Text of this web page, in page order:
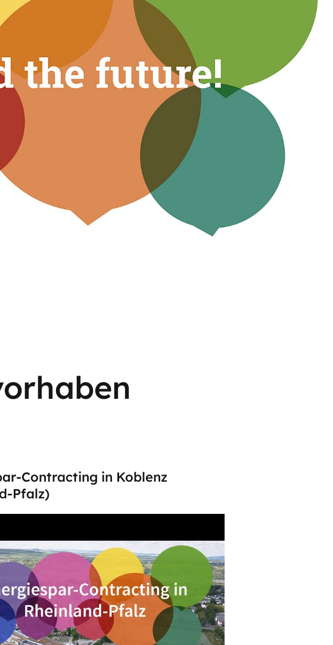
Contracting in Koblenz
Pfalz)